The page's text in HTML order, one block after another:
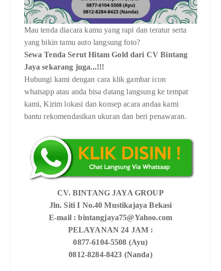
Mau tenda diacara kamu yang rapi dan teratur serta
yang bikin tamu auto langsung foto?
Sewa Tenda Serut Hitam Gold dari CV Bintang
Jaya sekarang juga...!!!
Hubungi kami dengan cara klik gambar icon
whatsapp atau anda bisa datang langsung ke tempat
kami, Kirim lokasi dan konsep acara andaa kami
bantu rekomendasikan ukuran dan beri penawaran.
CV. BINTANG JAYA GROUP
Jln. Siti I No.40 Mustikajaya Bekasi
E-mail : bintangjaya75@Yahoo.com
PELAYANAN 24 JAM :
0877-6104-5508 (Ayu)
0812-8284-8423 (Nanda)